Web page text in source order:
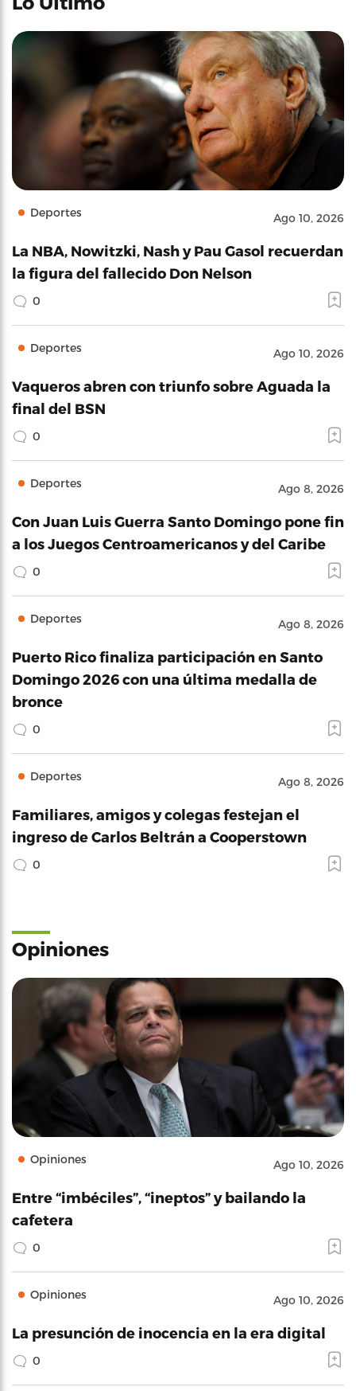
Deportes Ago 10, 2026
La NBA, Nowitzki, Nash y Pau Gasol recuerdan
la figura del fallecido Don Nelson
0
Deportes Ago 10, 2026
Vaqueros abren con triunfo sobre Aguada la
final del BSN
0
Deportes Ago 8, 2026
Con Juan Luis Guerra Santo Domingo pone fin
a los Juegos Centroamericanos y del Caribe
0
Deportes Ago 8, 2026
Puerto Rico finaliza participación en Santo
Domingo 2026 con una última medalla de
bronce
0
Deportes Ago 8, 2026
Familiares, amigos y colegas festejan el
ingreso de Carlos Beltrán a Cooperstown
0
Opiniones
Opiniones Ago 10, 2026
Entre “imbéciles”, “ineptos” y bailando la
cafetera
0
Opiniones Ago 10, 2026
La presunción de inocencia en la era digital
0